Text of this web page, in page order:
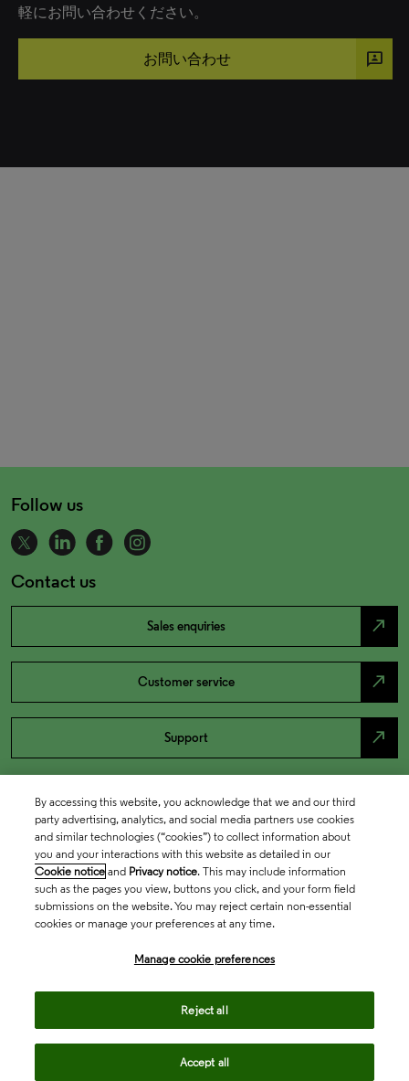
軽にお問い合わせください。
お問い合わせ 3p
Follow us
Contact us
Sales enquiries north_east
Customer service north_east
Support north_east
By accessing this website, you acknowledge that we and our third
party advertising, analytics, and social media partners use cookies
and similar technologies (“cookies”) to collect information about
you and your interactions with this website as detailed in our
Cookie notice and Privacy notice. This may include information
such as the pages you view, buttons you click, and your form field
submissions on the website. You may reject certain non-essential
cookies or manage your preferences at any time.
Manage cookie preferences
Reject all
Accept all